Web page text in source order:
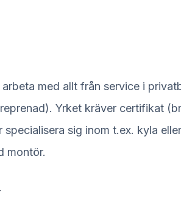
med allt från service i
Yrket kräver certifikat
sig inom t.ex. kyla
montör.